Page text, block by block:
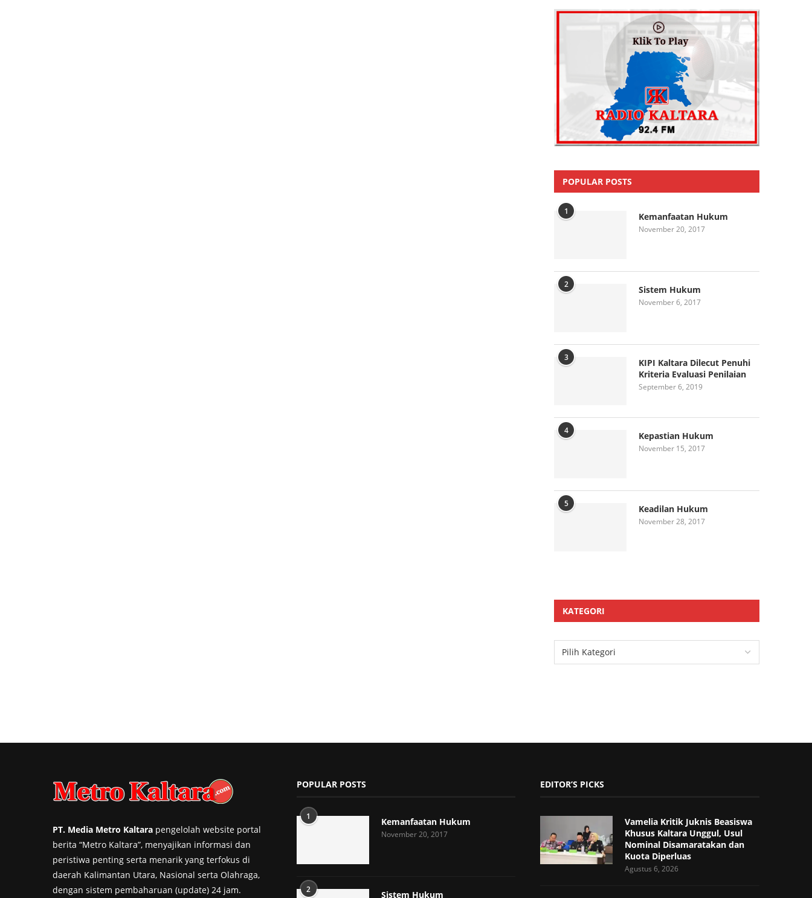
POPULAR POSTS
1 Kemanfaatan Hukum
November 20, 2017
2 Sistem Hukum
November 6, 2017
3
KIPI Kaltara Dilecut Penuhi
Kriteria Evaluasi Penilaian
September 6, 2019
4 Kepastian Hukum
November 15, 2017
5 Keadilan Hukum
November 28, 2017
KATEGORI
PT. Media Metro Kaltara pengelolah website portal
berita “Metro Kaltara”, menyajikan informasi dan
peristiwa penting serta menarik yang terfokus di
daerah Kalimantan Utara, Nasional serta Olahraga,
dengan sistem pembaharuan (update) 24 jam.
POPULAR POSTS
1 Kemanfaatan Hukum
November 20, 2017
2 Sistem Hukum
EDITOR’S PICKS
Vamelia Kritik Juknis Beasiswa
Khusus Kaltara Unggul, Usul
Nominal Disamaratakan dan
Kuota Diperluas
Agustus 6, 2026